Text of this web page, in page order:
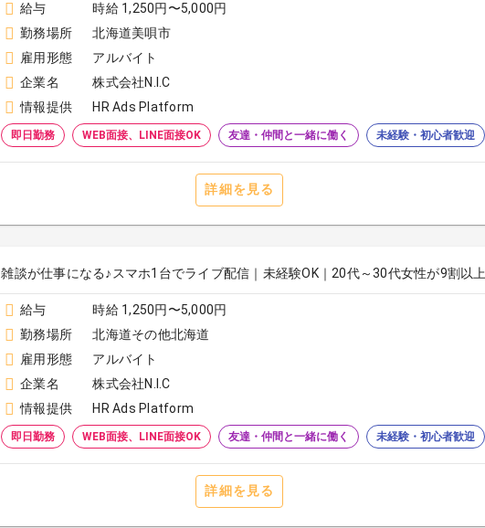
給与
時給 1,250円〜5,000円
勤務場所
北海道美唄市
雇用形態
アルバイト
企業名
株式会社N.I.C
情報提供
HR Ads Platform
即日勤務 WEB面接、LINE面接OK 友達・仲間と一緒に働く 未経験・初心者歓迎
詳細を見る
雑談が仕事になる♪スマホ1台でライブ配信｜未経験OK｜20代～30代女性が9割以上
給与
時給 1,250円〜5,000円
勤務場所
北海道その他北海道
雇用形態
アルバイト
企業名
株式会社N.I.C
情報提供
HR Ads Platform
即日勤務 WEB面接、LINE面接OK 友達・仲間と一緒に働く 未経験・初心者歓迎
詳細を見る